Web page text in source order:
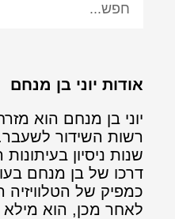
אודות יוני בן מנחם
יוני בן מנחם הוא
רשות השידור
שנות ניסיון
דרכו של בן מנחם
כמפיק של הטלוויזיה
לאחר מכן, הוא